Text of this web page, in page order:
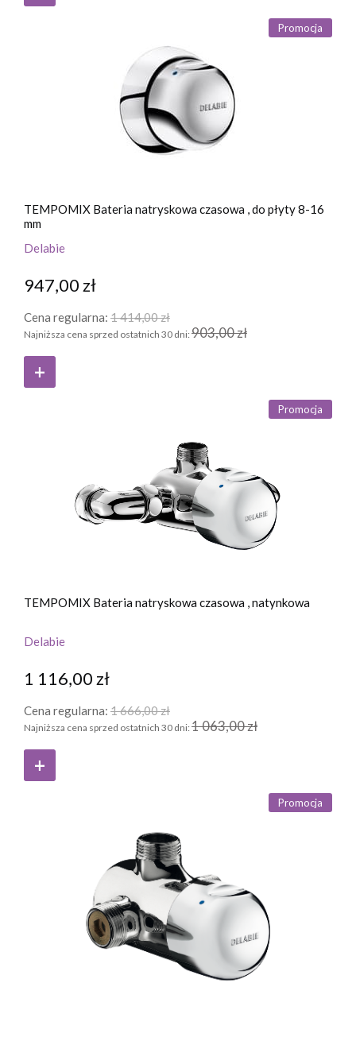
TEMPOMIX Bateria natryskowa czasowa , do płyty 8-16
mm
Delabie
947,00 zł
Cena regularna: 1 414,00 zł
Najniższa cena sprzed ostatnich 30 dni: 903,00 zł
Promocja
TEMPOMIX Bateria natryskowa czasowa , natynkowa
Delabie
1 116,00 zł
Cena regularna: 1 666,00 zł
Najniższa cena sprzed ostatnich 30 dni: 1 063,00 zł
Promocja
Promocja